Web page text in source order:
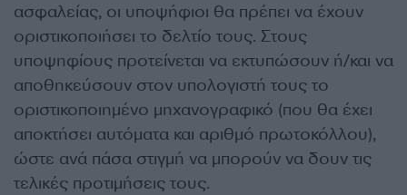
ασφαλείας, οι υποψήφιοι θα πρέπει να έχουν
οριστικοποιήσει το δελτίο τους. Στους
υποψηφίους προτείνεται να εκτυπώσουν ή/και να
αποθηκεύσουν στον υπολογιστή τους το
οριστικοποιημένο μηχανογραφικό (που θα έχει
αποκτήσει αυτόματα και αριθμό πρωτοκόλλου),
ώστε ανά πάσα στιγμή να μπορούν να δουν τις
τελικές προτιμήσεις τους.